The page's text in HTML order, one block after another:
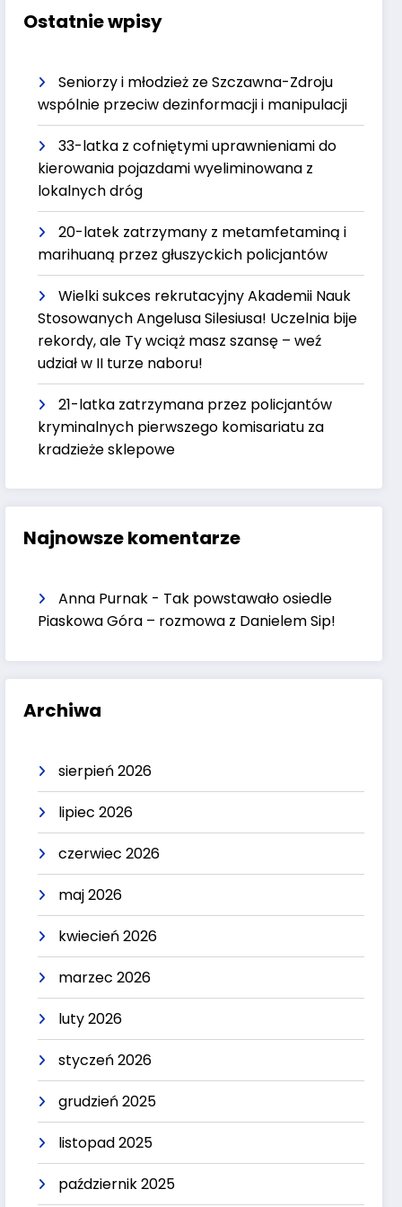
Ostatnie wpisy
Seniorzy i młodzież ze Szczawna-Zdroju
wspólnie przeciw dezinformacji i manipulacji
33-latka z cofniętymi uprawnieniami do
kierowania pojazdami wyeliminowana z
lokalnych dróg
20-latek zatrzymany z metamfetaminą i
marihuaną przez głuszyckich policjantów
Wielki sukces rekrutacyjny Akademii Nauk
Stosowanych Angelusa Silesiusa! Uczelnia bije
rekordy, ale Ty wciąż masz szansę – weź
udział w II turze naboru!
21-latka zatrzymana przez policjantów
kryminalnych pierwszego komisariatu za
kradzieże sklepowe
Najnowsze komentarze
Anna Purnak - Tak powstawało osiedle
Piaskowa Góra – rozmowa z Danielem Sip!
Archiwa
sierpień 2026
lipiec 2026
czerwiec 2026
maj 2026
kwiecień 2026
marzec 2026
luty 2026
styczeń 2026
grudzień 2025
listopad 2025
październik 2025